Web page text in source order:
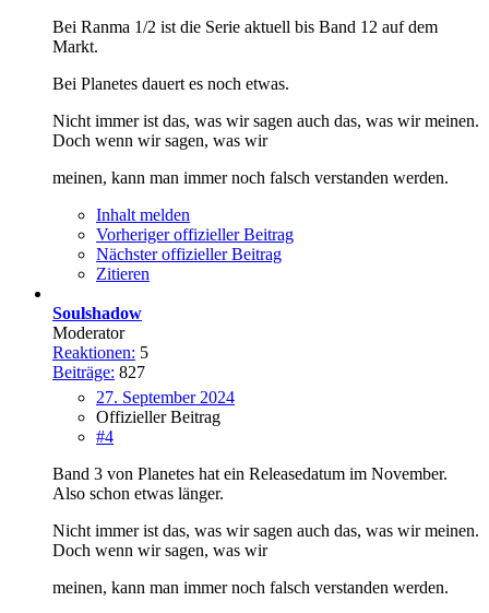
Bei Ranma 1/2 ist die Serie aktuell bis Band 12 auf dem
Markt.
Bei Planetes dauert es noch etwas.
Nicht immer ist das, was wir sagen auch das, was wir meinen.
Doch wenn wir sagen, was wir
meinen, kann man immer noch falsch verstanden werden.
Inhalt melden
Vorheriger offizieller Beitrag
Nächster offizieller Beitrag
Zitieren
Soulshadow
Moderator
Reaktionen: 5
Beiträge: 827
27. September 2024
Offizieller Beitrag
#4
Band 3 von Planetes hat ein Releasedatum im November.
Also schon etwas länger.
Nicht immer ist das, was wir sagen auch das, was wir meinen.
Doch wenn wir sagen, was wir
meinen, kann man immer noch falsch verstanden werden.